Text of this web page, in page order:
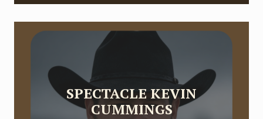
SPECTACLE KEVIN
CUMMINGS